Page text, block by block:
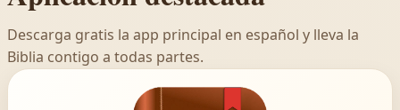
Descarga gratis la app principal en español y lleva la
Biblia contigo a todas partes.